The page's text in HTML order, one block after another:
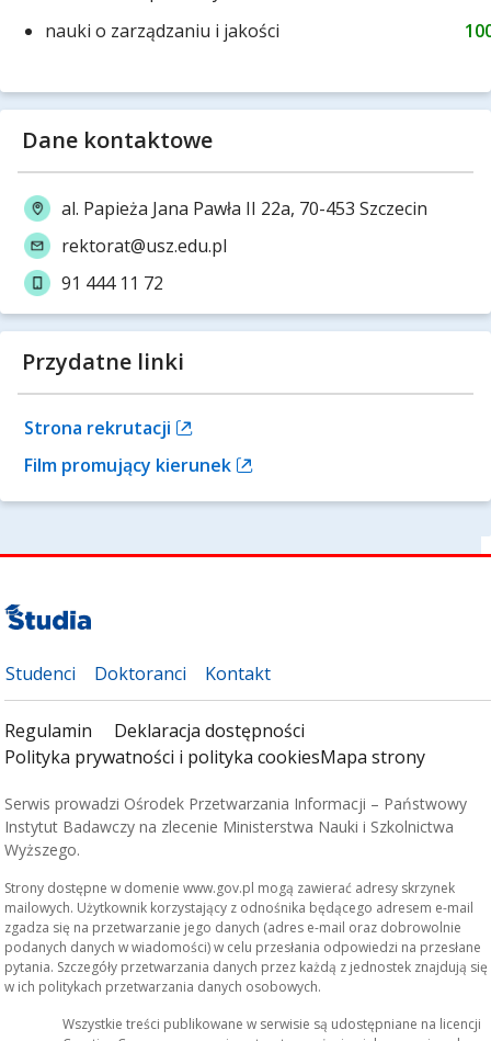
nauki o zarządzaniu i jakości
Dane kontaktowe
al. Papieża Jana Pawła II 22a, 70-453 Szczecin
rektorat@usz.edu.pl
91 444 11 72
Przydatne linki
Strona rekrutacji
Film promujący kierunek
Studenci Doktoranci Kontakt
Regulamin
Deklaracja dostępności
Polityka prywatności i polityka cookiesMapa strony
Serwis prowadzi Ośrodek Przetwarzania Informacji – Państwowy
Instytut Badawczy na zlecenie Ministerstwa Nauki i Szkolnictwa
Wyższego.
Strony dostępne w domenie www.gov.pl mogą zawierać adresy skrzynek
mailowych. Użytkownik korzystający z odnośnika będącego adresem e-mail
zgadza się na przetwarzanie jego danych (adres e-mail oraz dobrowolnie
podanych danych w wiadomości) w celu przesłania odpowiedzi na przesłane
pytania. Szczegóły przetwarzania danych przez każdą z jednostek znajdują się
w ich politykach przetwarzania danych osobowych.
Wszystkie treści publikowane w serwisie są udostępniane na licencji